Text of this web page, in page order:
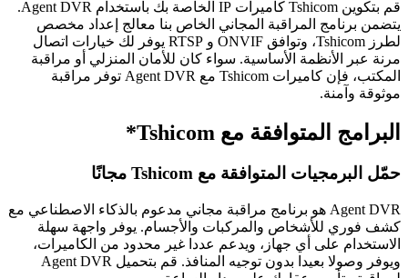
قم بتكوين Tshicom كاميرات IP الخاصة بك باستخدام Agent DVR.
يتضمن برنامج المراقبة المجاني الخاص بنا معالج إعداد مخصص
لطرز Tshicom، وتوافق ONVIF و RTSP يوفر لك خيارات اتصال
مرنة عبر الأنظمة الأساسية. سواء كان للأمان المنزلي أو مراقبة
المكتب، فإن كاميرات Tshicom مع Agent DVR توفر مراقبة
موثوقة وآمنة.
البرامج المتوافقة مع Tshicom*
حمّل البرمجيات المتوافقة مع Tshicom مجانًا
Agent DVR هو برنامج مراقبة مجاني مدعوم بالذكاء الاصطناعي مع
كشف فوري للأشخاص والمركبات والأجسام. يوفر واجهة سهلة
الاستخدام على أي جهاز، ويدعم عددا غير محدود من الكاميرات،
ويوفر وصولا بعيدا بدون توجيه المنافذ. قم بتحميل Agent DVR